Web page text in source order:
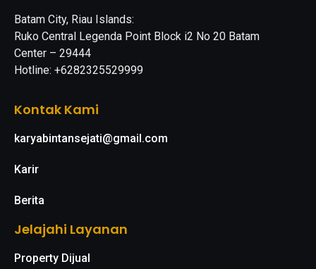
Batam City, Riau Islands:
Ruko Central Legenda Point Block i2 No 20 Batam
Center – 29444
Hotline: +6282325529999
Kontak Kami
karyabintansejati@gmail.com
Karir
Berita
Jelajahi Layanan
Property Dijual